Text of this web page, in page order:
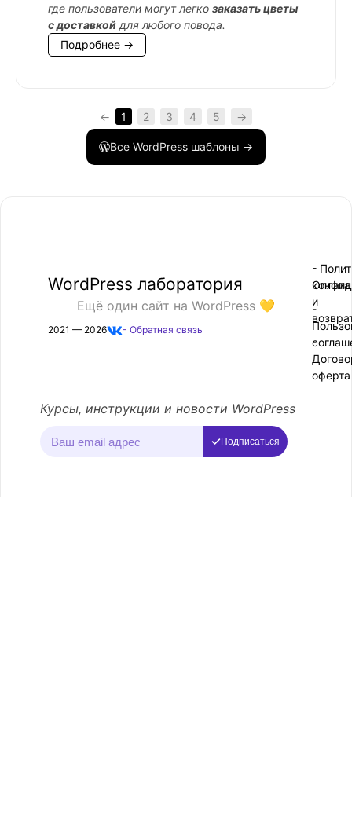
где пользователи могут легко заказать цветы
с доставкой для любого повода.
Подробнее →
← 1 2 3 4 5 →
Все WordPress шаблоны →
WordPress лаборатория
Ещё один сайт на WordPress 💛
2021 — 2026 - Обратная связь
-
-
-
Оплата
и
-
оферта
Курсы, инструкции и новости WordPress
Подписаться